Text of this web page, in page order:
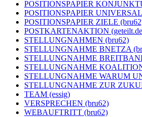
POSITIONSPAPIER
POSITIONSPAPIER
POSITIONSPAPIER ZIELE
POSTKARTENAKTION
STELLUNGNAHMEN (bru62)
STELLUNGNAHME BNETZA
STELLUNGNAHME
STELLUNGNAHME
STELLUNGNAHME WARUM
STELLUNGNAHME ZUR
TEAM (essig)
VERSPRECHEN (bru62)
WEBAUFTRITT (bru62)